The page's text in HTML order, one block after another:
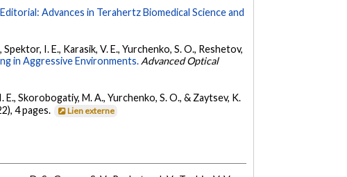
Advances in Terahertz Biomedical Science and
I. E., Karasik, V. E., Yurchenko, S. O., Reshetov,
in Aggressive Environments. Advanced Optical
E., Skorobogatiy, M. A., Yurchenko, S. O., & Zaytsev, K.
4 pages. Lien externe